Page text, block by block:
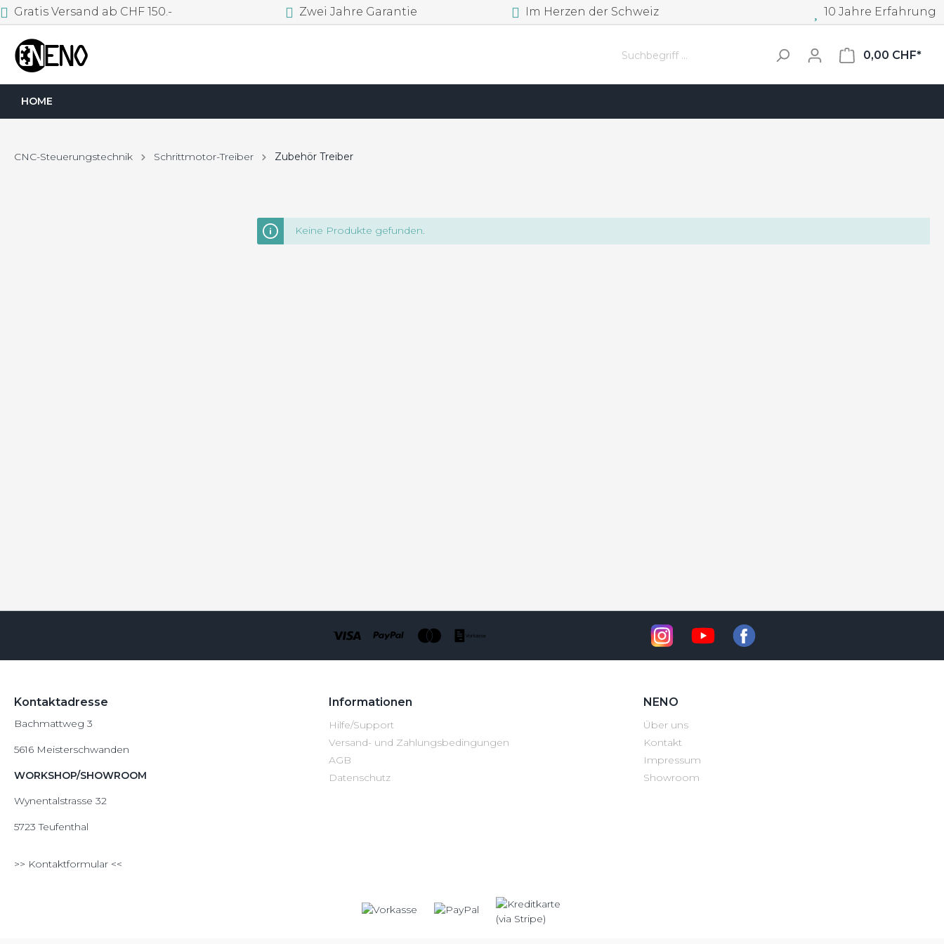
Gratis Versand ab CHF 150.- Zwei Jahre Garantie Im Herzen der Schweiz 10 Jahre Erfahrung
0,00 CHF*
HOME
CNC-Steuerungstechnik Schrittmotor-Treiber Zubehör Treiber
Keine Produkte gefunden.
Kontaktadresse
Bachmattweg 3
5616 Meisterschwanden
WORKSHOP/SHOWROOM
Wynentalstrasse 32
5723 Teufenthal
>> Kontaktformular <<
Informationen
Hilfe/Support
Versand- und Zahlungsbedingungen
AGB
Datenschutz
NENO
Über uns
Kontakt
Impressum
Showroom